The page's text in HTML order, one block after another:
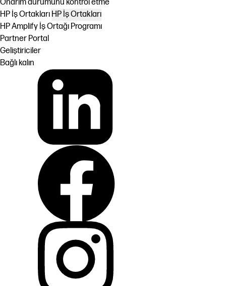
Onarım durumunu kontrol etme
HP İş Ortakları HP İş Ortakları
HP Amplify İş Ortağı Programı
Partner Portal
Geliştiriciler
Bağlı kalın